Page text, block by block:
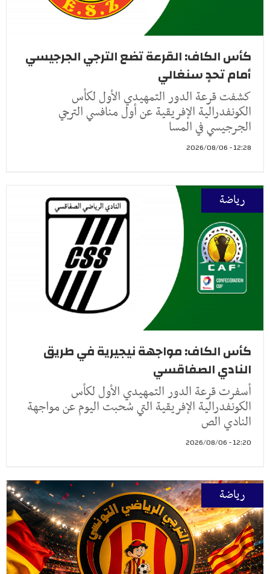
كأس الكاف: القرعة تضع الترجي الجرجيسي
أمام تحدٍ سنغالي
كشفت قرعة الدور التمهيدي الأول لكأس
الكونفدرالية الإفريقية عن أول منافسي الترجي
الجرجيسي في المسا
12:28 - 2026/08/06
رياضة
كأس الكاف: مواجهة نيجيرية في طريق
النادي الصفاقسي
أسفرت قرعة الدور التمهيدي الأول لكأس
الكونفدرالية الإفريقية التي سُحبت اليوم عن مواجهة
النادي الص
12:20 - 2026/08/06
رياضة